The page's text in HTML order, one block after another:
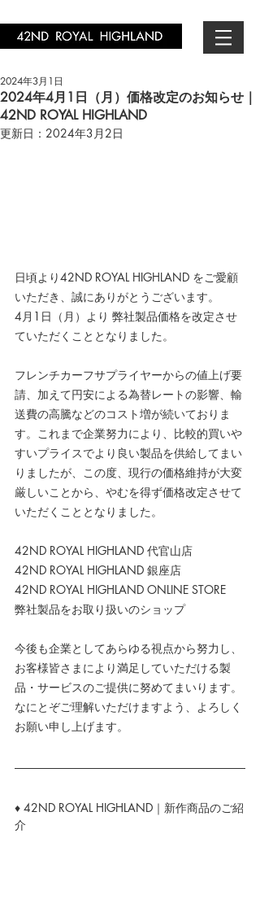
2024年4月1日（月）価格改定のお知らせ｜
42ND ROYAL HIGHLAND
2024年3月1日
更新日： 2024年3月2日
日頃より42ND ROYAL HIGHLAND をご愛顧
いただき、誠にありがとうございます。
4月1日（月）より 弊社製品価格を改定させ
ていただくこととなりました。
フレンチカーフサプライヤーからの値上げ要
請、加えて円安による為替レートの影響、輸
送費の高騰などのコスト増が続いておりま
す。これまで企業努力により、比較的買いや
すいプライスでより良い製品を供給してまい
りましたが、この度、現行の価格維持が大変
厳しいことから、やむを得ず価格改定させて
いただくこととなりました。
42ND ROYAL HIGHLAND 代官山店
42ND ROYAL HIGHLAND 銀座店
42ND ROYAL HIGHLAND ONLINE STORE
弊社製品をお取り扱いのショップ
今後も企業としてあらゆる視点から努力し、
お客様皆さまにより満足していただける製
品・サービスのご提供に努めてまいります。
なにとぞご理解いただけますよう、よろしく
お願い申し上げます。
♦ 42ND ROYAL HIGHLAND｜新作商品のご紹
介